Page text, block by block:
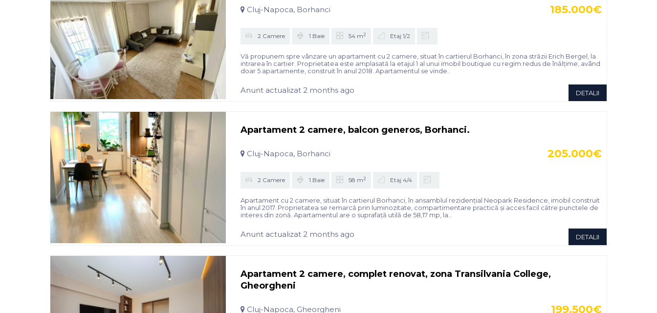
185.000€
Cluj-Napoca, Borhanci
2 Camere 1 Baie 54 m2 Etaj 1/2
Vă propunem spre vânzare un apartament cu 2 camere, situat în cartierul Borhanci, în zona străzii Erich Bergel, la
intrarea în cartier. Proprietatea este amplasată la etajul 1 al unui imobil boutique cu regim redus de înălțime, având
doar 5 apartamente, construit în anul 2018. Apartamentul se vinde..
Anunt actualizat 2 months ago DETALII
Apartament 2 camere, balcon generos, Borhanci.
205.000€
Cluj-Napoca, Borhanci
2 Camere 1 Baie 58 m2 Etaj 4/4
Apartament cu 2 camere, situat în cartierul Borhanci, în ansamblul rezidențial Neopark Residence, imobil construit
în anul 2017. Proprietatea se remarcă prin luminozitate, compartimentare practică și acces facil către punctele de
interes din zonă. Apartamentul are o suprafață utilă de 58,17 mp, la..
Anunt actualizat 2 months ago DETALII
Apartament 2 camere, complet renovat, zona Transilvania College,
Gheorgheni
199.500€
Cluj-Napoca, Gheorgheni